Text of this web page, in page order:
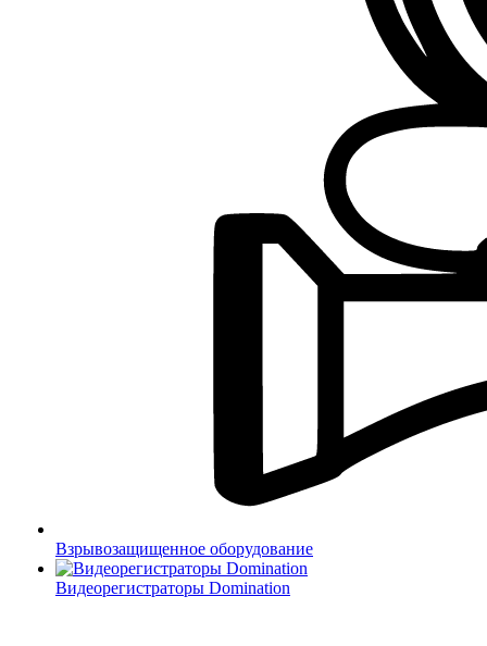
Взрывозащищенное оборудование
Видеорегистраторы Domination